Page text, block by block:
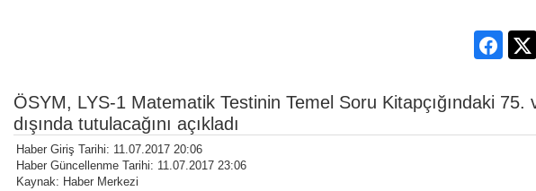
ÖSYM, LYS-1 Matematik Testinin Temel Soru Kitapçığındaki
dışında tutulacağını açıkladı
Haber Giriş Tarihi: 11.07.2017 20:06
Haber Güncellenme Tarihi: 11.07.2017 23:06
Kaynak: Haber Merkezi